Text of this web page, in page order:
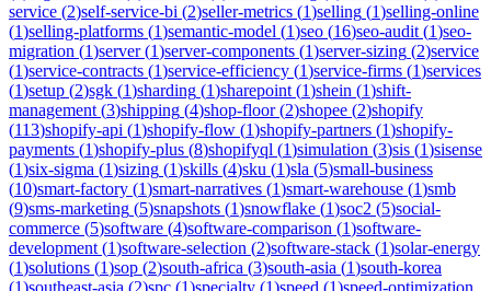
service (2)self-service-bi (2)seller-metrics (1)selling (1)selling-online
(1)selling-platforms (1)semantic-model (1)seo (16)seo-audit (1)seo-
migration (1)server(1)server-components (1)server-sizing (2)service
(1)service-contracts (1)service-efficiency (1)service-firms (1)services
(1)setup (2)sgk (1)sharding (1)sharepoint (1)shein (1)shift-
management (3)shipping (4)shop-floor(2)shopee (2)shopify
(113)shopify-api (1)shopify-flow (1)shopify-partners (1)shopify-
payments (1)shopify-plus (8)shopifyql (1)simulation (3)sis (1)sisense
(1)six-sigma (1)sizing (1)skills (4)sku (1)sla (5)small-business
(10)smart-factory (1)smart-narratives (1)smart-warehouse (1)smb
(9)sms-marketing (5)snapshots (1)snowflake (1)soc2 (5)social-
commerce (5)software (4)software-comparison (1)software-
development (1)software-selection (2)software-stack (1)solar-energy
(1)solutions (1)sop (2)south-africa (3)south-asia (1)south-korea
(1)southeast-asia (2)spc (1)specialty (1)speed (1)speed-optimization